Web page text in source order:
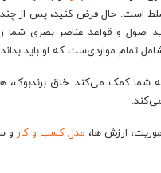
است. حال فرض کنید، پس از
و قواعد عناصر بصری شما را
تمام مواردی‌ست که او باید
شما کمک می‌کند. خلق برند‌بوک،
ارزش ها، مدل کسب و کار و